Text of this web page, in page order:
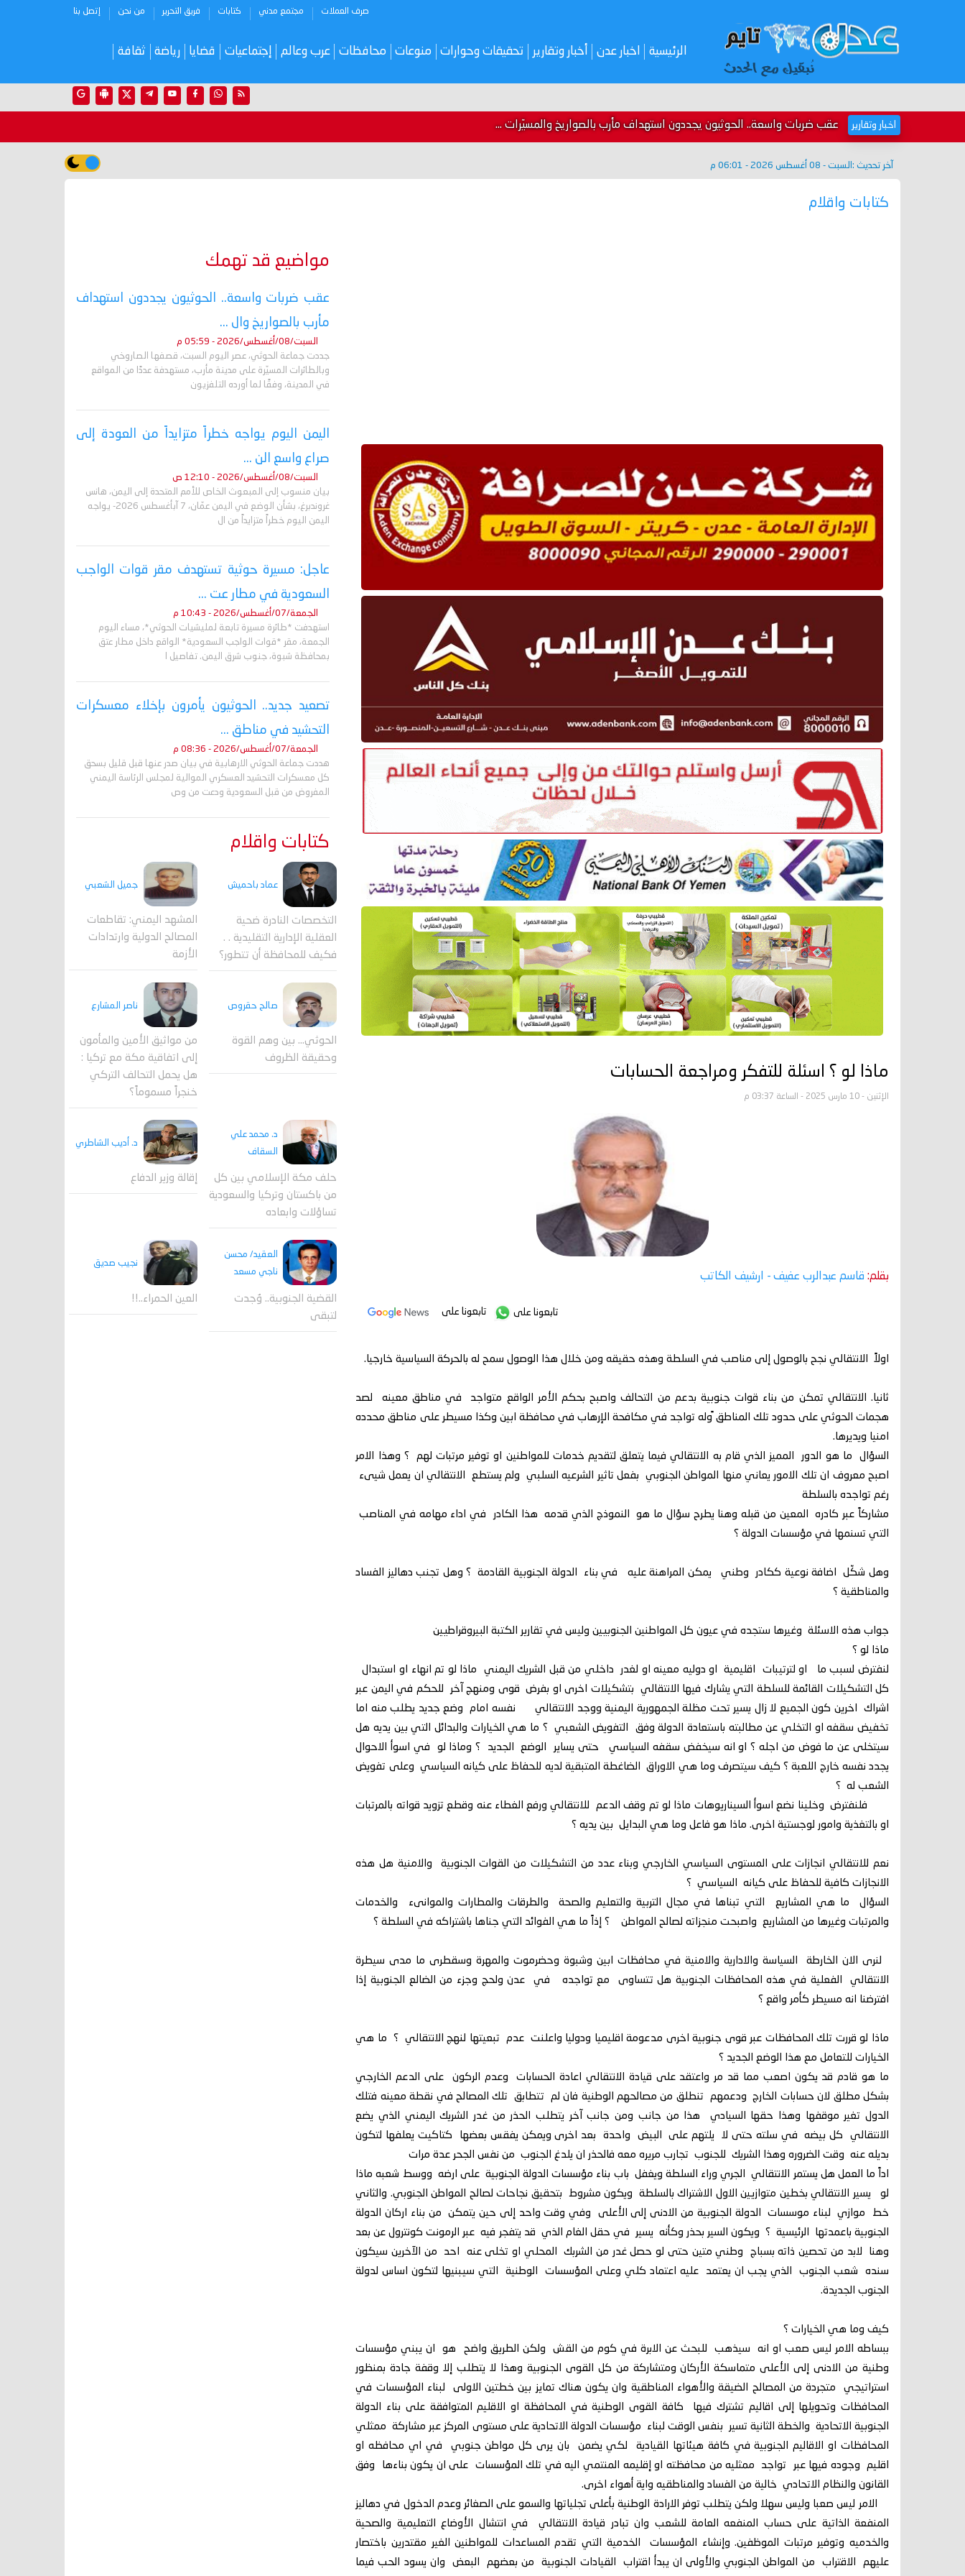
صرف العملات مجتمع مدني كتابات فريق التحرير من نحن إتصل بنا
الرئيسية اخبار عدن أخبار وتقارير تحقيقات وحوارات منوعات محافظات عرب وعالم إجتماعيات قضايا رياضة ثقافة
اخبار وتقارير عقب ضربات واسعة.. الحوثيون يجددون استهداف مأرب بالصواريخ والمسيّرات ...
آخر تحديث : السبت - 08 أغسطس 2026 - 06:01 م
كتابات واقلام
ماذا لو ؟ اسئلة للتفكر ومراجعة الحسابات
الإثنين - 10 مارس 2025 - الساعة 03:37 م
بقلم: قاسم عبدالرب عفيف - ارشيف الكاتب
تابعونا على تابعونا على
اولاً الانتقالي نجح بالوصول إلى مناصب في السلطة وهذه حقيقه ومن خلال هذا الوصول سمح له بالحركة السياسية خارجيا.
ثانيا. الانتقالي تمكن من بناء قوات جنوبية بدعم من التحالف واصبح بحكم الأمر الواقع متواجد في مناطق معينه لصد
هجمات الحوثي على حدود تلك المناطق ًوله تواجد في مكافحة الإرهاب في محافظة ابين وكذا مسيطر على مناطق محدده
امنيا ويديرها.
السؤال ما هو الدور المميز الذي قام به الانتقالي فيما يتعلق لتقديم خدمات للمواطنين او توفير مرتبات لهم ؟ وهذا الامر
اصبح معروف ان تلك الامور يعاني منها المواطن الجنوبي بفعل تاثير الشرعيه السلبي ولم يستطع الانتقالي ان يعمل شيىء
رغم تواجده بالسلطة
مشاركاً عبر كادره المعين من قبله وهنا يطرح سؤال ما هو النموذج الذي قدمه هذا الكادر في اداء مهامه في المناصب
التي تسنمها في مؤسسات الدولة ؟
وهل شكّل اضافة نوعية ككادر وطني يمكن المراهنة عليه في بناء الدولة الجنوبية القادمة ؟ وهل تجنب دهاليز الفساد
والمناطقية ؟
جواب هذه الاسئلة وغيرها ستجده في عيون كل المواطنين الجنوبيين وليس في تقارير الكتبة البيروقراطيين
ماذا لو ؟
لنفترض لسبب ما او لترتيبات اقليمية او دوليه معينه او لغدر داخلي من قبل الشريك اليمني ماذا لو تم انهاء او استبدال
كل التشكيلات القائمة للسلطة التي يشارك فيها الانتقالي بتشكيلات اخرى او بفرض قوى ومنهج آخر للحكم في اليمن عبر
اشراك اخرين كون الجميع لا زال يسير تحت مظلة الجمهورية اليمنية ووجد الانتقالي نفسه امام وضع جديد يطلب منه اما
تخفيض سقفه او التخلي عن مطالبته باستعادة الدولة وفق التفويض الشعبي ؟ ما هي الخيارات والبدائل التي بين يديه هل
سيتخلى عن ما فوض من اجله ؟ او انه سيخفض سقفه السياسي حتى يساير الوضع الجديد ؟ وماذا لو في اسوأ الاحوال
يجدد نفسه خارج اللعبة ؟ كيف سيتصرف وما هي الاوراق الضاغطة المتبقية لديه للحفاظ على كيانه السياسي وعلى تفويض
الشعب له ؟
فلنفترض وخلينا نضع اسوأ السيناريوهات ماذا لو تم وقف الدعم للانتقالي ورفع الغطاء عنه وقطع تزويد قواته بالمرتبات
او بالتغذية وامور لوجستية اخرى. ماذا هو فاعل وما هي البدايل بين يديه ؟
نعم للانتقالي انجازات على المستوى السياسي الخارجي وبناء عدد من التشكيلات من القوات الجنوبية والامنية هل هذه
الانجازات كافية للحفاظ على كيانه السياسي ؟
السؤال ما هي المشاريع التي تبناها في مجال التربية والتعليم والصحة والطرقات والمطارات والموانىء والخدمات
والمرتبات وغيرها من المشاريع واصبحت منجزاته لصالح المواطن ؟ إذاً ما هي الفوائد التي جناها باشتراكه في السلطة ؟
لنرى الان الخارطة السياسة والادارية والامنية في محافظات ابين وشبوة وحضرموت والمهرة وسقطرى ما مدى سيطرة
الانتقالي الفعلية في هذه المحافظات الجنوبية هل تتساوى مع تواجده في عدن ولحج وجزء من الضالع الجنوبية إذا
افترضنا انه مسيطر كأمر واقع ؟
ماذا لو قررت تلك المحافظات عبر قوى جنوبية اخرى مدعومة اقليميا ودوليا واعلنت عدم تبعيتها لنهج الانتقالي ؟ ما هي
الخيارات للتعامل مع هذا الوضع الجديد ؟
ما هو قادم قد يكون اصعب مما قد مر واعتقد على قيادة الانتقالي اعادة الحسابات وعدم الركون على الدعم الخارجي
بشكل مطلق لان حسابات الخارج ودعمهم تنطلق من مصالحهم الوطنية فان لم تتطابق تلك المصالح في نقطة معينه فتلك
الدول تغير موقفها وهذا حقها السيادي هذا من جانب ومن جانب آخر يتطلب الحذر من غدر الشريك اليمني الذي يضع
الانتقالي كل بيضه في سلته حتى لا يلتهم على البيض واحدة بعد اخرى ويمكن يفقس بعضها كتاكيت يعلفها لتكون
بديله عنه وقت الضروره وهذا الشريك للجنوب تجارب مريره معه فالحذر ان يلدغ الجنوب من نفس الجحر عدة مرات
اداً ما العمل هل يستمر الانتقالي الجري وراء السلطة ويغفل باب بناء مؤسسات الدولة الجنوبية على ارضه ووسط شعبه ماذا
لو يسير الانتقالي بخطين متوازيين الاول الاشتراك بالسلطة ويكون مشروط بتحقيق نجاحات لصالح المواطن الجنوبي. والثاني
خط موازي لبناء موسسات الدولة الجنوبية من الادنى إلى الأعلى وفي وقت واحد إلى حين يتمكن من بناء اركان الدولة
الجنوبية باعمدتها الرئيسية ؟ ويكون السير بحذر وكأنه يسير في حقل الغام الذي قد يتفجر فيه عبر الرمونت كونترول عن بعد
وهنا لابد من تحصين ذاته بسباج وطني متين حتى لو حصل غدر من الشربك المحلي او تخلى عنه احد من الآخرين سيكون
سنده شعب الجنوب الذي يجب ان يعتمد عليه اعتماد كلي وعلى المؤسسات الوطنية التي سيبنيها لتكون اساس لدولة
الجنوب الجديدة.
كيف وما هي الخيارات ؟
ببساطه الامر ليس صعب او انه سيذهب للبحث عن الابرة في كوم من القش ولكن الطريق واضح هو ان يبني مؤسسات
وطنية من الادنى إلى الأعلى متماسكة الأركان ومتشاركة من كل القوى الجنوبية وهذا لا يتطلب إلا وقفة جادة بمنظور
استراتيجي متجردة من المصالح الضيقة والأهواء المناطقية وان يكون هناك تمايز بين خطتين الاولى لبناء المؤسسات في
المحافظات وتحويلها إلى اقاليم تشترك فيها كافة القوى الوطنية في المحافظة او الاقليم المتوافقة على بناء الدولة
الجنوبية الاتحادية والخطة الثانية تسير بنفس الوقت لبناء مؤسسات الدولة الاتحادية على مستوى المركز عبر مشاركة ممثلي
المحافظات او الاقاليم الجنوبية في كافة هيئاتها القيادية لكي يضمن بان يرى كل مواطن جنوبي في اي محافظه او
اقليم وجوده فيها عبر تواجد ممثليه من محافظته او إقليمه المنتمي اليه في تلك المؤسسات على ان يكون بناءها وفق
القانون والنظام الاتحادي خالية من الفساد والمناطقيه واية أهواء اخرى.
الامر ليس صعبا وليس سهلا ولكن يتطلب توفر الارادة الوطنية بأعلى تجلياتها والسمو على الصغائر وعدم الدخول في دهاليز
المنفعة الذاتية على حساب المنفعه العامة للشعب وان تبادر قيادة الانتقالي في انتشال الأوضاع التعليمية والصحية
والخدميه وتوفير مرتبات الموظفين. وإنشاء المؤسسات الخدمية التي تقدم المساعدات للمواطنين الغير مقتدرين باختصار
عليهم الاقتراب من المواطن الجنوبي والأولى ان يبدأ اقتراب القيادات الجنوبية من بعضهم البعض وان يسود الحب فيما
مواضيع قد تهمك
عقب ضربات واسعة.. الحوثيون يجددون استهداف
مأرب بالصواريخ وال ...
السبت/08/أغسطس/2026 - 05:59 م
جددت جماعة الحوثي، عصر اليوم السبت، قصفها الصاروخي
وبالطائرات المسيّرة على مدينة مأرب، مستهدفة عددًا من المواقع
في المدينة، وفقًا لما أورده التلفزيون
اليمن اليوم يواجه خطراً متزايداً من العودة إلى
صراع واسع الن ...
السبت/08/أغسطس/2026 - 12:10 ص
بيان منسوب إلى المبعوث الخاص للأمم المتحدة إلى اليمن، هانس
غروندبرغ، بشأن الوضع في اليمن عمّان، 7 آبأغسطس 2026- يواجه
اليمن اليوم خطراً متزايداً من ال
عاجل: مسيرة حوثية تستهدف مقر قوات الواجب
السعودية في مطار عت ...
الجمعة/07/أغسطس/2026 - 10:43 م
استهدفت *طائرة مسيرة تابعة لمليشيات الحوثي*، مساء اليوم
الجمعة، مقر *قوات الواجب السعودية* الواقع داخل مطار عتق
بمحافظة شبوة، جنوب شرق اليمن. تفاصيل ا
تصعيد جديد.. الحوثيون يأمرون بإخلاء معسكرات
التحشيد في مناطق ...
الجمعة/07/أغسطس/2026 - 08:36 م
هددت جماعة الحوثي الارهابية في بيان صدر عنها قبل قليل بسحق
كل معسكرات التحشيد العسكري الموالية لمجلس الرئاسة اليمني
المفروض من قبل السعودية ودعت من وص
كتابات واقلام
عماد باحميش
التخصصات النادرة ضحية
العقلية الإدارية التقليدية . .
فكيف للمحافظة أن تتطور؟
جميل الشعبي
المشهد اليمني: تقاطعات
المصالح الدولية وارتدادات
الأزمة
صالح حقروص
الحوثي... بين وهم القوة
وحقيقة الظروف
ناصر المشارع
من مواثيق الأمين والمأمون
إلى اتفاقية مكة مع تركيا :
هل يحمل التحالف التركي
خنجراً مسموماً؟
د. محمد علي
السقاف
حلف مكة الإسلامي بين كل
من باكستان وتركيا والسعودية
تساؤلات وابعاده
د. أديب الشاطري
إقالة وزير الدفاع
العقيد/ محسن
ناجي مسعد
القضية الجنوبية.. وُجدت
لتبقى
نجيب صديق
العين الحمراء..!!